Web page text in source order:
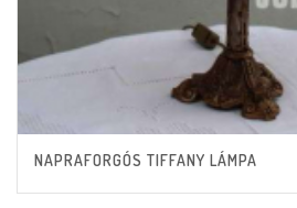
NAPRAFORGÓS TIFFANY LÁMPA